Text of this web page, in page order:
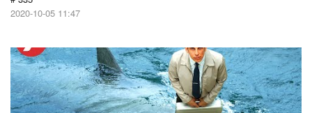
2020-10-05 11:47